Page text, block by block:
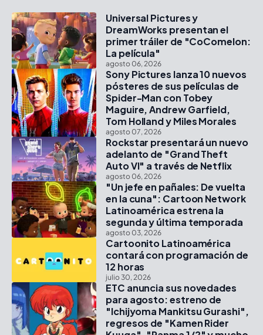
Universal Pictures y
DreamWorks presentan el
primer tráiler de "CoComelon:
La película"
agosto 06, 2026
Sony Pictures lanza 10 nuevos
pósteres de sus películas de
Spider-Man con Tobey
Maguire, Andrew Garfield,
Tom Holland y Miles Morales
agosto 07, 2026
Rockstar presentará un nuevo
adelanto de "Grand Theft
Auto VI" a través de Netflix
agosto 06, 2026
"Un jefe en pañales: De vuelta
en la cuna": Cartoon Network
Latinoamérica estrena la
segunda y última temporada
agosto 03, 2026
Cartoonito Latinoamérica
contará con programación de
12 horas
julio 30, 2026
ETC anuncia sus novedades
para agosto: estreno de
"Ichijyoma Mankitsu Gurashi",
regresos de "Kamen Rider